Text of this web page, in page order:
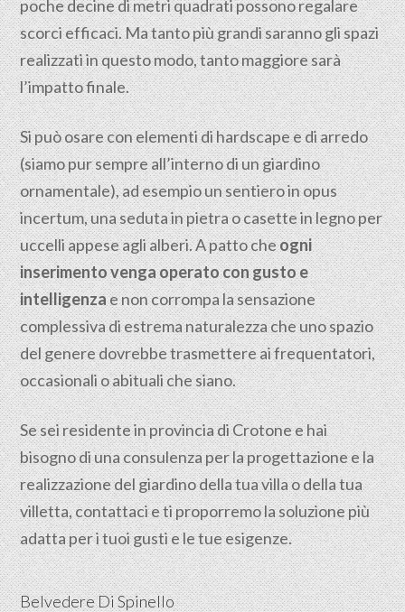
poche decine di metri quadrati possono regalare
scorci efficaci. Ma tanto più grandi saranno gli spazi
realizzati in questo modo, tanto maggiore sarà
l’impatto finale.
Si può osare con elementi di hardscape e di arredo
(siamo pur sempre all’interno di un giardino
ornamentale), ad esempio un sentiero in opus
incertum, una seduta in pietra o casette in legno per
uccelli appese agli alberi. A patto cheogni
inserimento venga operato con gusto e
intelligenzae non corrompa la sensazione
complessiva di estrema naturalezza che uno spazio
del genere dovrebbe trasmettere ai frequentatori,
occasionali o abituali che siano.
Se sei residente in provincia di Crotone e hai
bisogno di una consulenza per la progettazione e la
realizzazione del giardino della tua villa o della tua
villetta, contattaci e ti proporremo la soluzione più
adatta per i tuoi gusti e le tue esigenze.
Belvedere Di Spinello